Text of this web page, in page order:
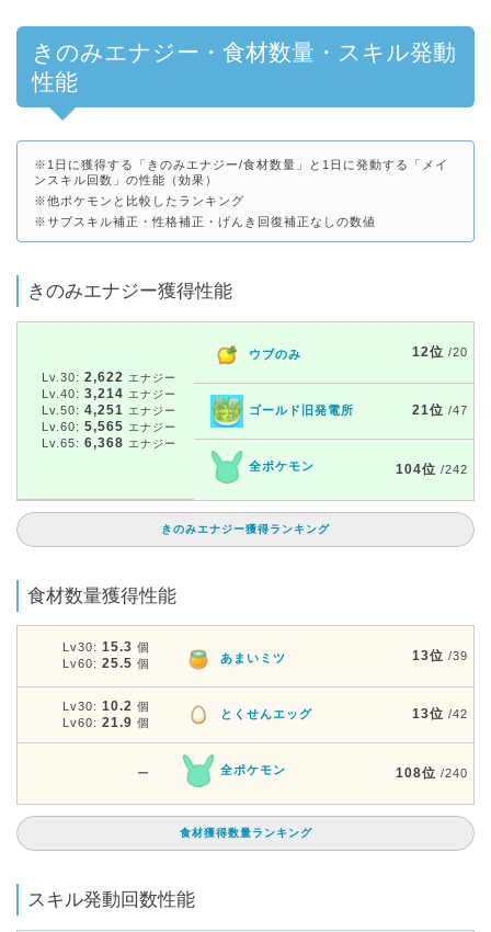
きのみエナジー・食材数量・スキル発動
性能
※1日に獲得する「きのみエナジー/食材数量」と1日に発動する「メイ
ンスキル回数」の性能（効果）
※他ポケモンと比較したランキング
※サブスキル補正・性格補正・げんき回復補正なしの数値
きのみエナジー獲得性能
Lv.30: 2,622 エナジー
Lv.40: 3,214 エナジー
Lv.50: 4,251 エナジー
Lv.60: 5,565 エナジー
Lv.65: 6,368 エナジー
ウブのみ 12位 /20
ゴールド旧発電所 21位 /47
全ポケモン 104位 /242
きのみエナジー獲得ランキング
食材数量獲得性能
Lv30: 15.3 個
Lv60: 25.5 個 あまいミツ 13位 /39
Lv30: 10.2 個
Lv60: 21.9 個
とくせんエッグ 13位 /42
ー 全ポケモン 108位 /240
食材獲得数量ランキング
スキル発動回数性能